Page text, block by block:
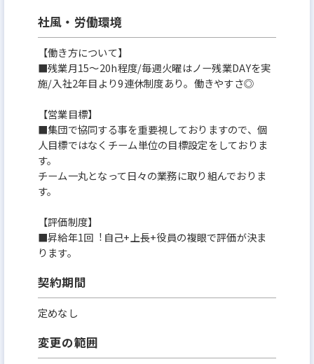
社風・労働環境
【働き⽅について】
■残業⽉15〜20h程度/毎週⽕曜はノー残業DAYを実
施/⼊社2年⽬より9連休制度あり。働きやすさ◎
【営業⽬標】
■集団で協同する事を重要視しておりますので、個
⼈⽬標ではなくチーム単位の⽬標設定をしておりま
す。
チーム⼀丸となって⽇々の業務に取り組んでおりま
す。
【評価制度】
■昇給年1回︕⾃⼰+上⻑+役員の複眼で評価が決ま
ります。
契約期間
定めなし
変更の範囲